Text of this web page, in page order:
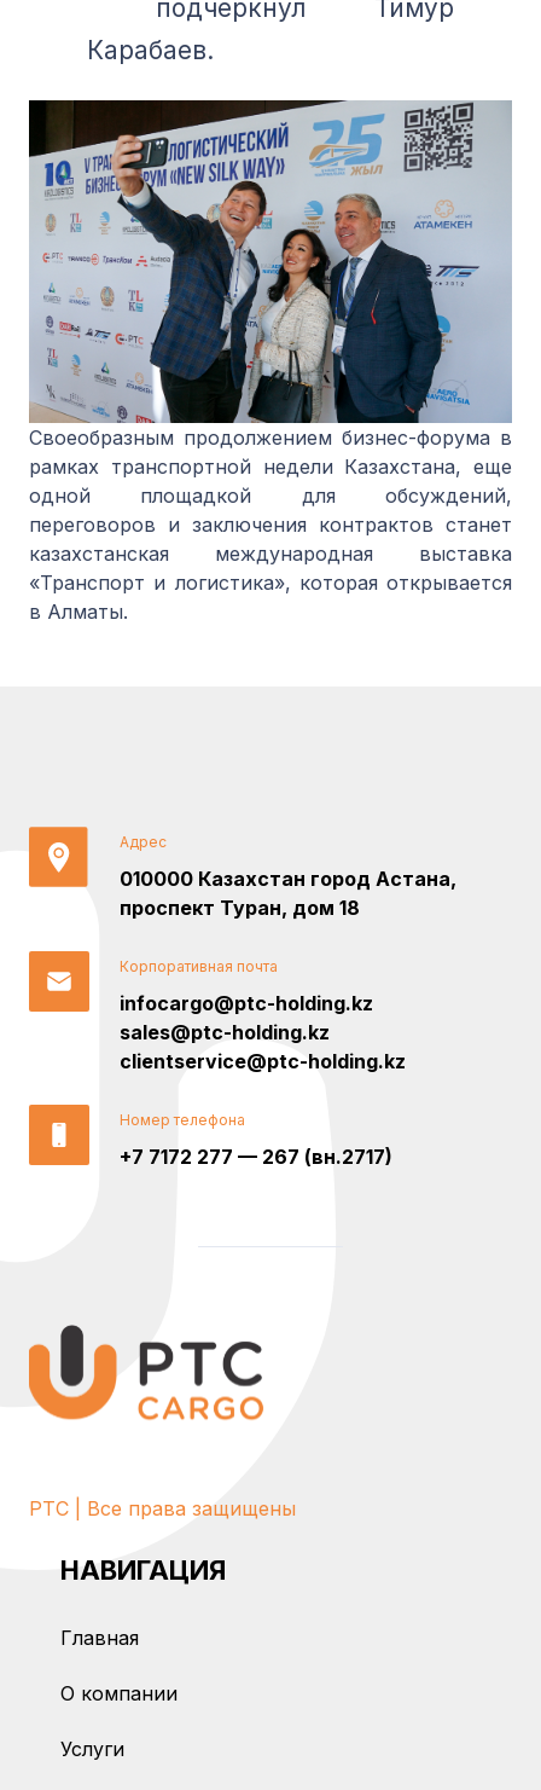
подчеркнул Тимур
Карабаев.
Своеобразным продолжением бизнес-форума в
рамках транспортной недели Казахстана, еще
одной площадкой для обсуждений,
переговоров и заключения контрактов станет
казахстанская международная выставка
«Транспорт и логистика», которая открывается
в Алматы.
Адрес
010000 Казахстан город Астана,
проспект Туран, дом 18
Корпоративная почта
infocargo@ptc-holding.kz
sales@ptc-holding.kz
clientservice@ptc-holding.kz
Номер телефона
+7 7172 277 — 267 (вн.2717)
PTC | Все права защищены
НАВИГАЦИЯ
Главная
О компании
Услуги